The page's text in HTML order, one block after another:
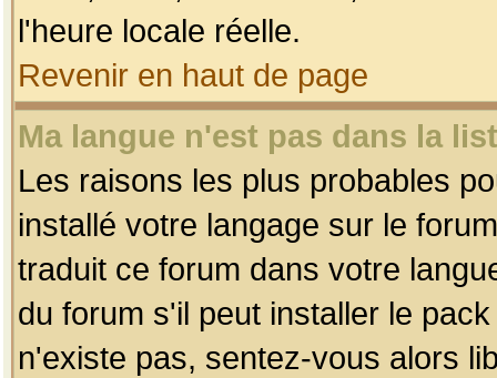
l'heure locale réelle.
Revenir en haut de page
Ma langue n'est pas dans la
Les raisons les plus probables
installé votre langage sur le
traduit ce forum dans votre
du forum s'il peut installer le
n'existe pas, sentez-vous alors